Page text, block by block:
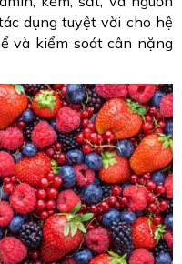
dụng tuyệt vời cho hệ
và kiểm soát cân nặng